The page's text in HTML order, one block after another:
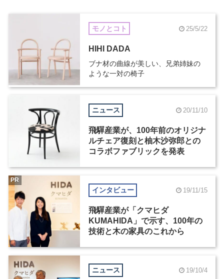
モノとコト 25/5/22
HIHI DADA
ブナ材の曲線が美しい、兄弟姉妹の
ような一対の椅子
ニュース 20/11/10
飛驒産業が、100年前のオリジナ
ルチェア復刻と柚木沙弥郎との
コラボファブリックを発表
インタビュー 19/11/15
飛驒産業が「クマヒダ
KUMAHIDA」で示す、100年の
技術と木の家具のこれから
PR
ニュース 19/10/4